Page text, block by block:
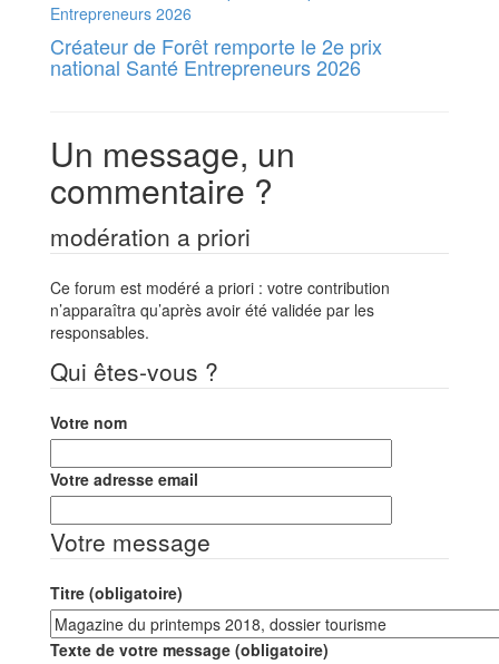
Créateur de Forêt remporte le 2e prix
national Santé Entrepreneurs 2026
Un message, un
commentaire ?
modération a priori
Ce forum est modéré a priori : votre contribution
n’apparaîtra qu’après avoir été validée par les
responsables.
Qui êtes-vous ?
Votre nom
Votre adresse email
Votre message
Titre (obligatoire)
Texte de votre message (obligatoire)